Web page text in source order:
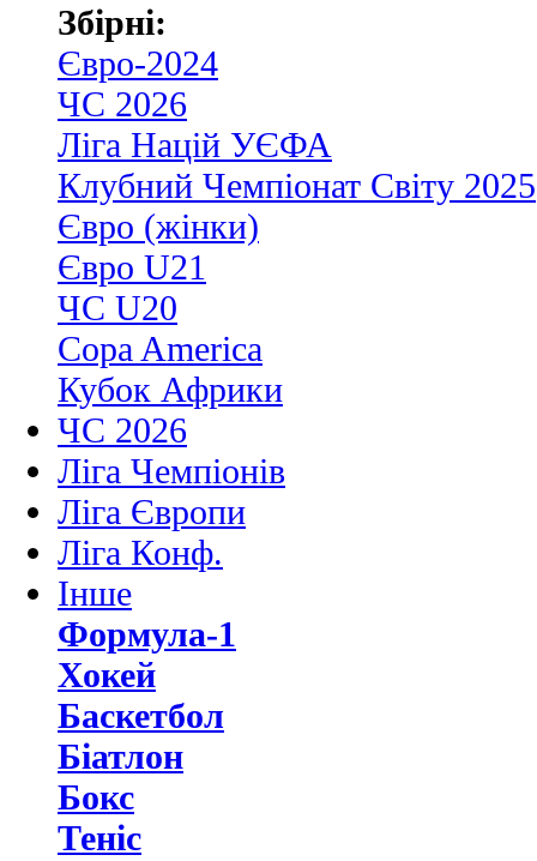
Збірні:
Євро-2024
ЧС 2026
Ліга Націй УЄФА
Клубний Чемпіонат Світу 2025
Євро (жінки)
Євро U21
ЧС U20
Copa America
Кубок Африки
ЧС 2026
Ліга Чемпіонів
Ліга Європи
Ліга Конф.
Інше
Формула-1
Хокей
Баскетбол
Біатлон
Бокс
Теніс